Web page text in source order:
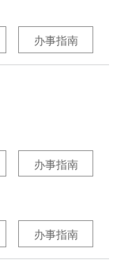
办事指南
办事指南
办事指南